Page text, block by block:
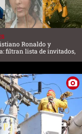
Ronaldo y
filtran lista de invitados,